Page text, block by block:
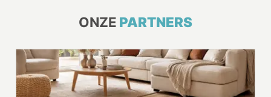
ONZE PARTNERS